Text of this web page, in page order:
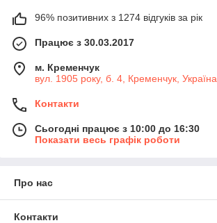
96% позитивних з 1274 відгуків за рік
Працює з 30.03.2017
м. Кременчук
вул. 1905 року, б. 4, Кременчук, Україна
Контакти
Сьогодні працює з 10:00 до 16:30
Показати весь графік роботи
Про нас
Контакти